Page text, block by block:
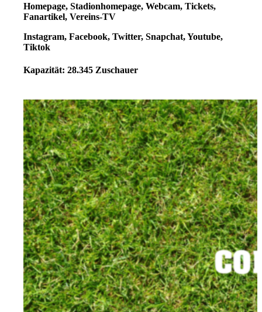
Homepage, Stadionhomepage,Webcam,Tickets,
Fanartikel,Vereins-TV
Instagram,Facebook,Twitter,Snapchat,Youtube,
Tiktok
Kapazität: 28.345 Zuschauer